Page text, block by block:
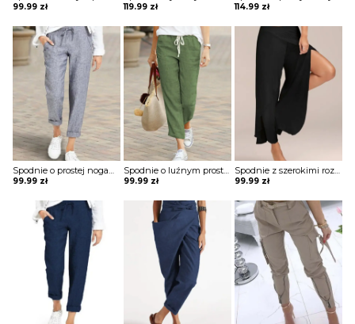
99.99 zł 119.99 zł 114.99 zł
99.99 zł
Spodnie o luźnym prostym kroju
99.99 zł
Spodnie z szerokimi rozciętymi nogawkami
99.99 zł